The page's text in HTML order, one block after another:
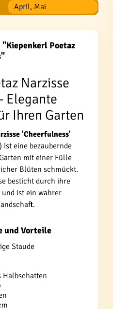
April, Mai
Poetaz
Narzisse
Elegante
Ihren Garten
'Cheerfulness'
ist eine bezaubernde
mit einer Fülle
Blüten schmückt.
besticht durch ihre
ist ein wahrer
und Vorteile
Staude
Halbschatten